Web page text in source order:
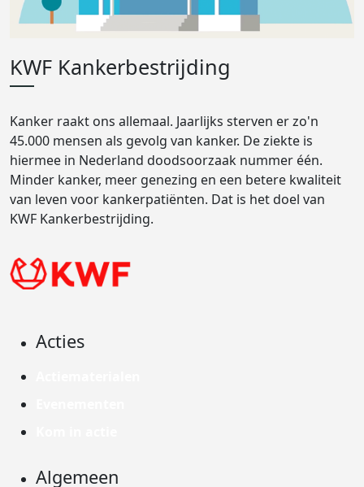
KWF Kankerbestrijding
Kanker raakt ons allemaal. Jaarlijks sterven er zo'n
45.000 mensen als gevolg van kanker. De ziekte is
hiermee in Nederland doodsoorzaak nummer één.
Minder kanker, meer genezing en een betere kwaliteit
van leven voor kankerpatiënten. Dat is het doel van
KWF Kankerbestrijding.
Acties
Algemeen